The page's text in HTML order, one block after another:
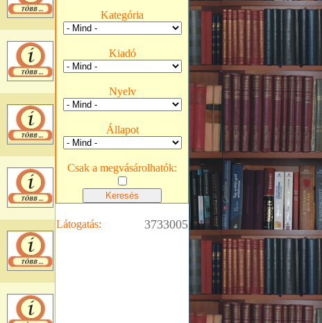
Kategória
Kiadó
Nyelv
Állapot
Csak a megvásárolhatók:
Látogatás: 3733005